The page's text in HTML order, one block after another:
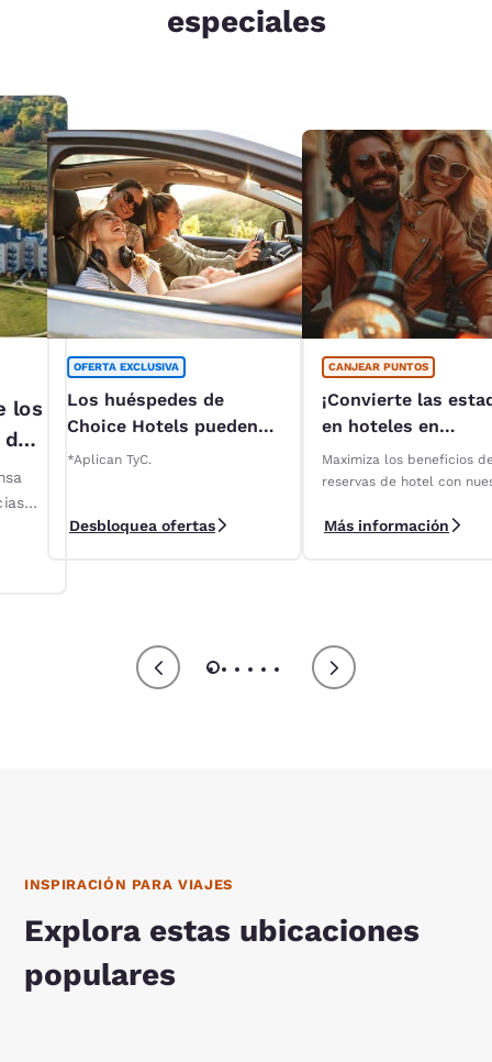
especiales
los
OFERTA EXCLUSIVA
Los huéspedes de
Choice Hotels pueden
acceder a descuentos
*Aplican TyC.
Desbloquea ofertas
CANJEAR PUNTOS
¡Convierte las
en hoteles en
recompensas con
Reservations Club!
Maximiza los beneficios
reservas de hotel con
Reservations Club.
Más información
INSPIRACIÓN PARA VIAJES
Explora estas ubicaciones
populares